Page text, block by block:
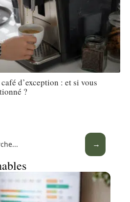
d’exception : et si vous
?